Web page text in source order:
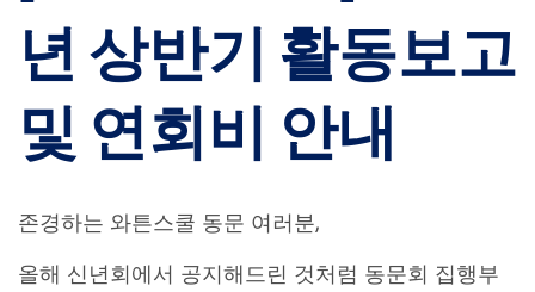
년 상반기 활동보고
및 연회비 안내
존경하는 와튼스쿨 동문 여러분,
올해 신년회에서 공지해드린 것처럼 동문회 집행부